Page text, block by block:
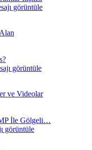
görüntüle
görüntüle
ve Videolar
İle Gölgeli…
görüntüle